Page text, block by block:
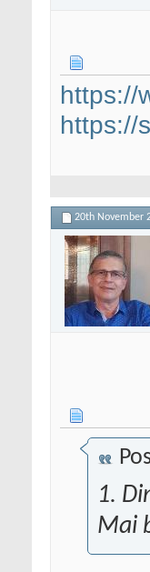
https://
https://
20th November
1.
Mai